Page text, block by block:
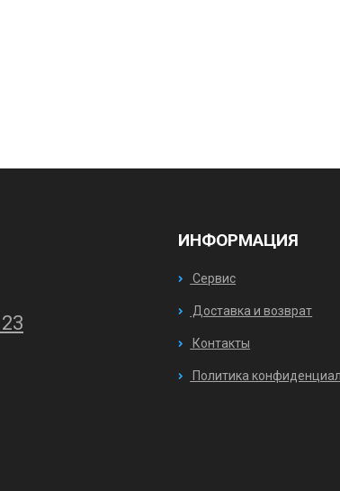
ИНФОРМАЦИЯ
Сервис
Доставка и возврат
Контакты
Политика